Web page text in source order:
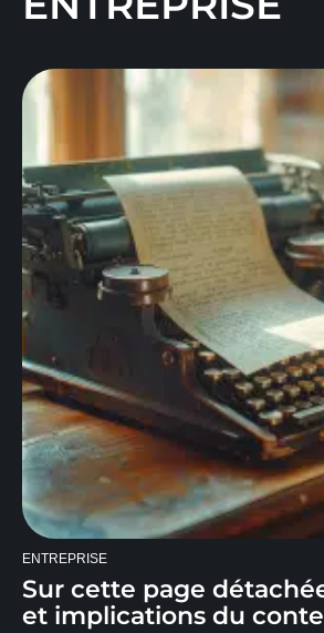
ENTREPRISE
Sur cette page
et implications du